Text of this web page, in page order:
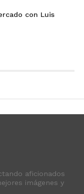
con Luis
aficionados
imágenes y